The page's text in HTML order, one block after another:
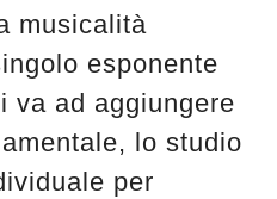
musicalità
esponente
va ad aggiungere
lo studio
per